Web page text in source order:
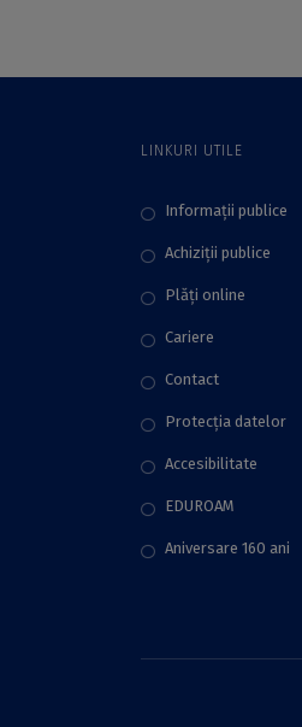
LINKURI UTILE
Informații publice
Achiziții publice
Plăţi online
Cariere
Contact
Protecţia datelor
Accesibilitate
EDUROAM
Aniversare 160 ani